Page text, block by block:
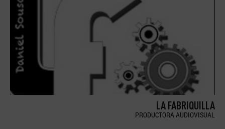
LA FABRIQUILLA
PRODUCTORA AUDIOVISUAL